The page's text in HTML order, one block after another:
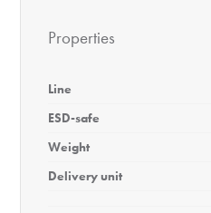
Properties
Line
ESD-safe
Weight
Delivery unit